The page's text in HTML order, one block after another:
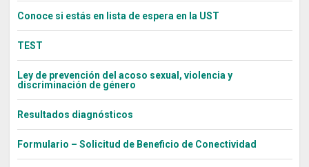
Conoce si estás en lista de espera en la UST
TEST
Ley de prevención del acoso sexual, violencia y
discriminación de género
Resultados diagnósticos
Formulario – Solicitud de Beneficio de Conectividad